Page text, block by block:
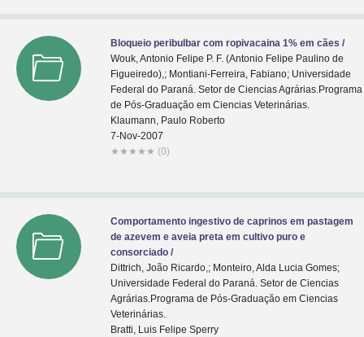
Bloqueio peribulbar com ropivacaina 1% em cães /
Wouk, Antonio Felipe P. F. (Antonio Felipe Paulino de
Figueiredo),; Montiani-Ferreira, Fabiano; Universidade
Federal do Paraná. Setor de Ciencias Agrárias.Programa
de Pós-Graduaçăo em Ciencias Veterinárias.
Klaumann, Paulo Roberto
7-Nov-2007
★ ★ ★ ★ ★ (0)
Comportamento ingestivo de caprinos em pastagem
de azevem e aveia preta em cultivo puro e
consorciado /
Dittrich, João Ricardo,; Monteiro, Alda Lucia Gomes;
Universidade Federal do Paraná. Setor de Ciencias
Agrárias.Programa de Pós-Graduaçăo em Ciencias
Veterinárias.
Bratti, Luis Felipe Sperry